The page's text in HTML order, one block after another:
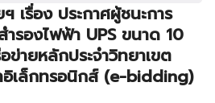
เรื่อง ประกาศผู้ชนะการ
ำรองไฟฟ้า UPS ขนาด 10
ข่ายหลักประจำวิทยาเขต
อิเล็กทรอนิกส์ (e-bidding)